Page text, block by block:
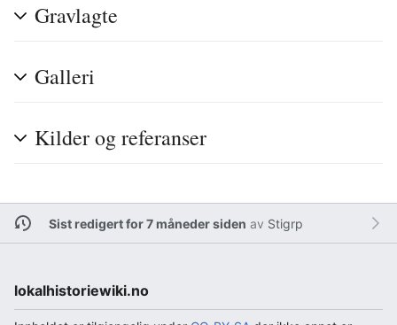
Gravlagte
Galleri
Kilder og referanser
Sist redigert for 7 måneder siden av Stigrp
lokalhistoriewiki.no